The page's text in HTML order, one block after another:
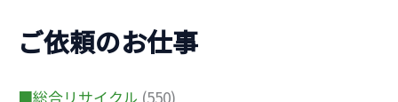
ご依頼のお仕事
■総合リサイクル (550)